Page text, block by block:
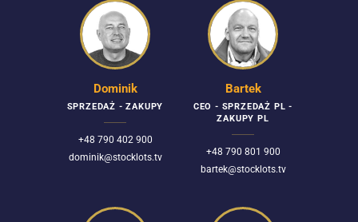
Dominik
SPRZEDAŻ - ZAKUPY
+48 790 402 900
dominik@stocklots.tv
Bartek
CEO - SPRZEDAŻ PL -
ZAKUPY PL
+48 790 801 900
bartek@stocklots.tv